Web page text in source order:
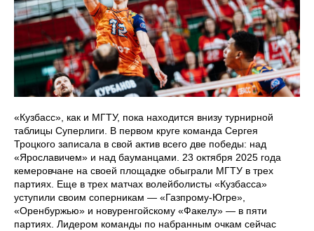
«Кузбасс», как и МГТУ, пока находится внизу турнирной
таблицы Суперлиги. В первом круге команда Сергея
Троцкого записала в свой актив всего две победы: над
«Ярославичем» и над бауманцами. 23 октября 2025 года
кемеровчане на своей площадке обыграли МГТУ в трех
партиях. Еще в трех матчах волейболисты «Кузбасса»
уступили своим соперникам — «Газпрому-Югре»,
«Оренбуржью» и новуренгойскому «Факелу» — в пяти
партиях. Лидером команды по набранным очкам сейчас